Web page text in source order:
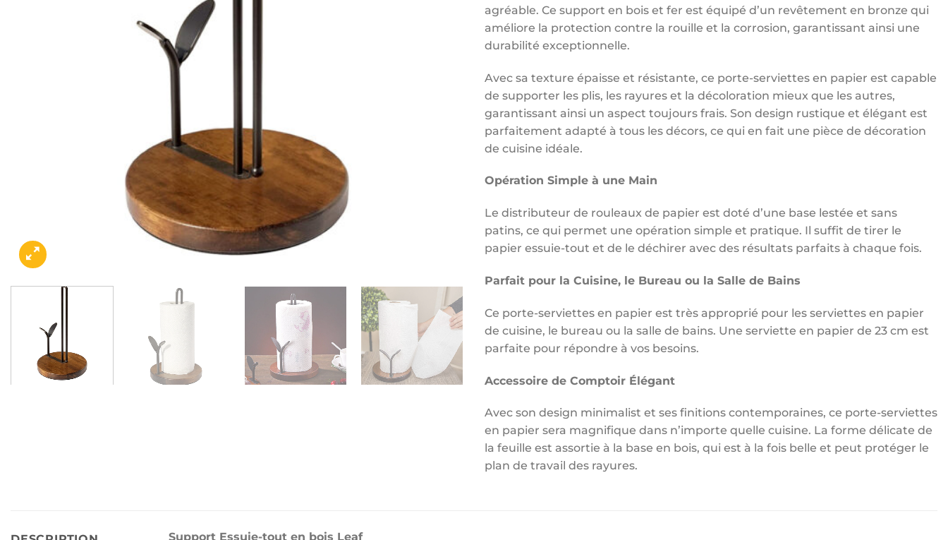
agréable. Ce support en bois et fer est équipé d’un revêtement en bronze qui
améliore la protection contre la rouille et la corrosion, garantissant ainsi une
durabilité exceptionnelle.
Avec sa texture épaisse et résistante, ce porte-serviettes en papier est capable
de supporter les plis, les rayures et la décoloration mieux que les autres,
garantissant ainsi un aspect toujours frais. Son design rustique et élégant est
parfaitement adapté à tous les décors, ce qui en fait une pièce de décoration
de cuisine idéale.
Opération Simple à une Main
Le distributeur de rouleaux de papier est doté d’une base lestée et sans
patins, ce qui permet une opération simple et pratique. Il suffit de tirer le
papier essuie-tout et de le déchirer avec des résultats parfaits à chaque fois.
Parfait pour la Cuisine, le Bureau ou la Salle de Bains
Ce porte-serviettes en papier est très approprié pour les serviettes en papier
de cuisine, le bureau ou la salle de bains. Une serviette en papier de 23 cm est
parfaite pour répondre à vos besoins.
Accessoire de Comptoir Élégant
Avec son design minimalist et ses finitions contemporaines, ce porte-serviettes
en papier sera magnifique dans n’importe quelle cuisine. La forme délicate de
la feuille est assortie à la base en bois, qui est à la fois belle et peut protéger le
plan de travail des rayures.
Support Essuie-tout en bois Leaf